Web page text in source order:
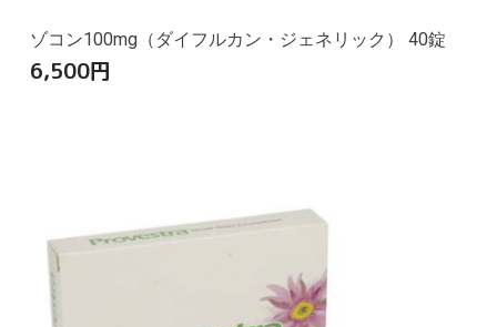
ゾコン100mg（ダイフルカン・ジェネリック） 40錠
6,500円